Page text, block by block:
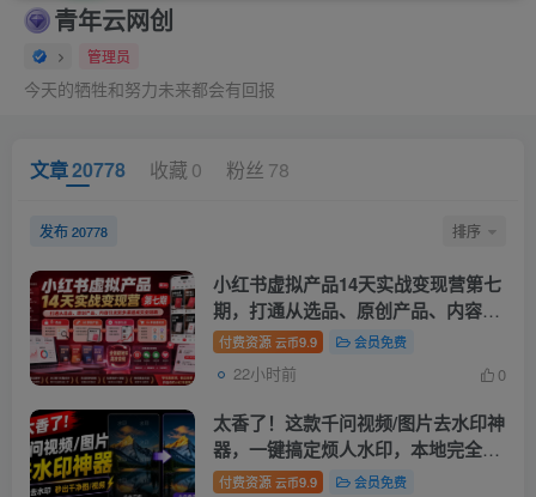
青年云网创
管理员
今天的牺牲和努力未来都会有回报
文章20778 收藏 0 粉丝 78
发布 20778 排序
小红书虚拟产品14天实战变现营第七
期，打通从选品、原创产品、内容引
流到多渠道成交全链路
付费资源 云币9.9 会员免费
22小时前 0
太香了！这款千问视频/图片去水印神
器，一键搞定烦人水印，本地完全免
费，浏览器拓展插件
付费资源 云币9.9 会员免费